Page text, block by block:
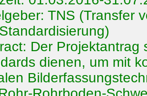
TNS (Transfer
Der Projektantrag
dienen, um mit